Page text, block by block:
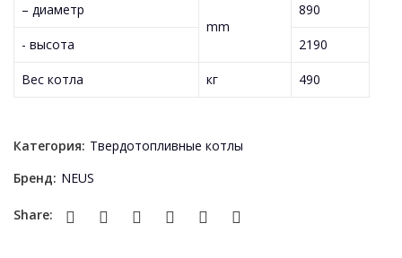
– диаметр
mm
890
- высота 2190
Вес котла кг 490
Категория: Твердотопливные котлы
Бренд: NEUS
Share: